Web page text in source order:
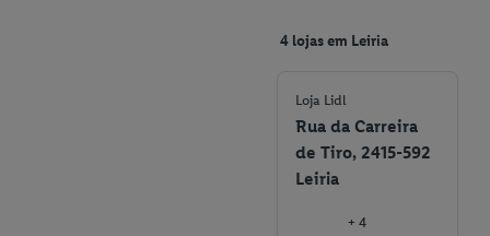
4 lojas em Leiria
Loja Lidl
Rua da Carreira
de Tiro, 2415-592
Leiria
+ 4